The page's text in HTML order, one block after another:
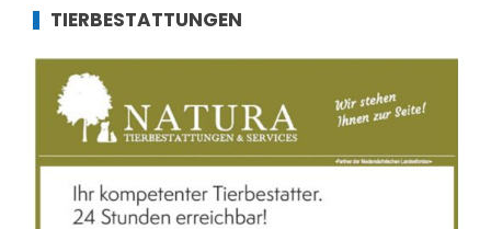
TIERBESTATTUNGEN